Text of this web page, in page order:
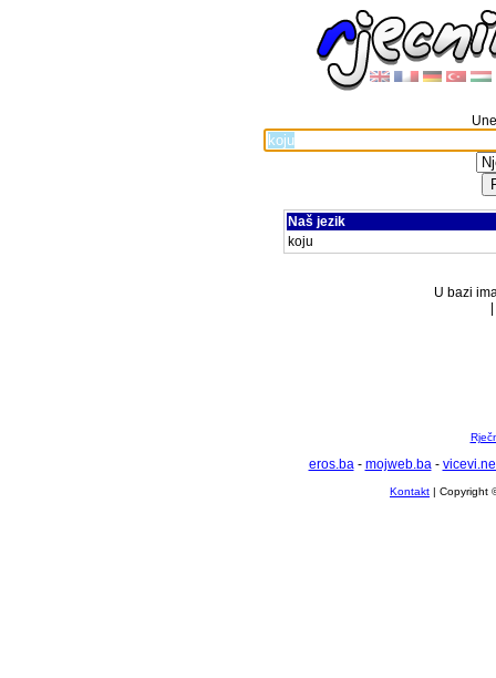
Naš jezik
koju
U bazi
eros.ba- mojweb.ba-
Kontakt | Copyright